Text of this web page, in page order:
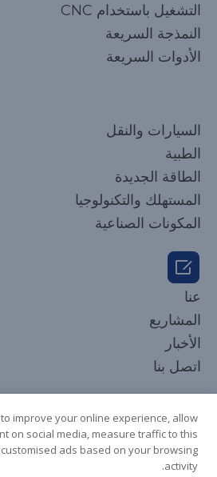
التشغيل باستخدام CNC
النمذجة السريعة
الأدوات السريعة
السيارات والنقل
الطبية
الطاقة الجديدة
المستهلك والتكنولوجيا
المكونات الصناعية
عنا
المشاريع
الأخبار
اتصل بنا
German
Russian

improve your online experience, allow
on social media, measure traffic to this
ads based on your browsing
activity.